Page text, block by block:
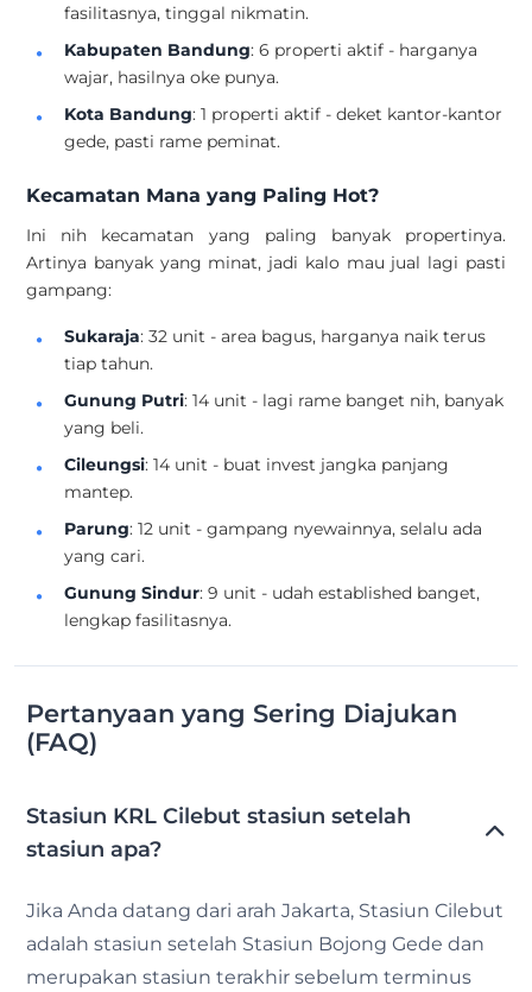
fasilitasnya, tinggal nikmatin.
Kabupaten Bandung: 6 properti aktif - harganya
wajar, hasilnya oke punya.
Kota Bandung: 1 properti aktif - deket kantor-kantor
gede, pasti rame peminat.
Kecamatan Mana yang Paling Hot?
Ini nih kecamatan yang paling banyak propertinya.
Artinya banyak yang minat, jadi kalo mau jual lagi pasti
gampang:
Sukaraja: 32 unit - area bagus, harganya naik terus
tiap tahun.
Gunung Putri: 14 unit - lagi rame banget nih, banyak
yang beli.
Cileungsi: 14 unit - buat invest jangka panjang
mantep.
Parung: 12 unit - gampang nyewainnya, selalu ada
yang cari.
Gunung Sindur: 9 unit - udah established banget,
lengkap fasilitasnya.
Pertanyaan yang Sering Diajukan
(FAQ)
Stasiun KRL Cilebut stasiun setelah
stasiun apa?
Jika Anda datang dari arah Jakarta, Stasiun Cilebut
adalah stasiun setelah Stasiun Bojong Gede dan
merupakan stasiun terakhir sebelum terminus